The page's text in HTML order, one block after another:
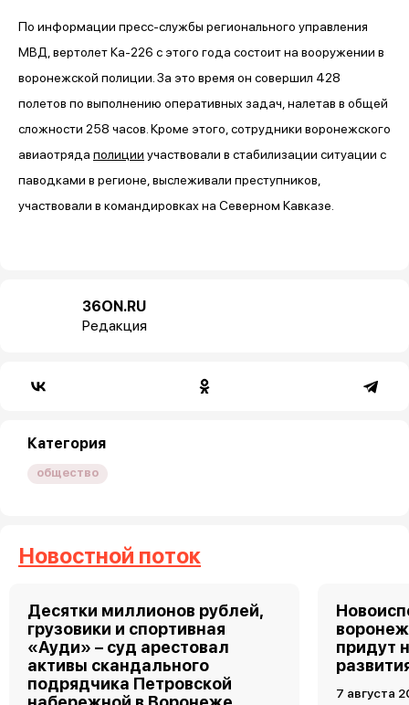
По информации пресс-службы регионального управления
МВД, вертолет Ка-226 с этого года состоит на вооружении в
воронежской полиции. За это время он совершил 428
полетов по выполнению оперативных задач, налетав в общей
сложности 258 часов. Кроме этого, сотрудники воронежского
авиаотряда полиции участвовали в стабилизации ситуации с
паводками в регионе, выслеживали преступников,
участвовали в командировках на Северном Кавказе.
36ON.RU
Редакция
Категория
общество
Новостной поток
Десятки миллионов рублей,
грузовики и спортивная
«Ауди» – суд арестовал
активы скандального
подрядчика Петровской
придут
7 августа